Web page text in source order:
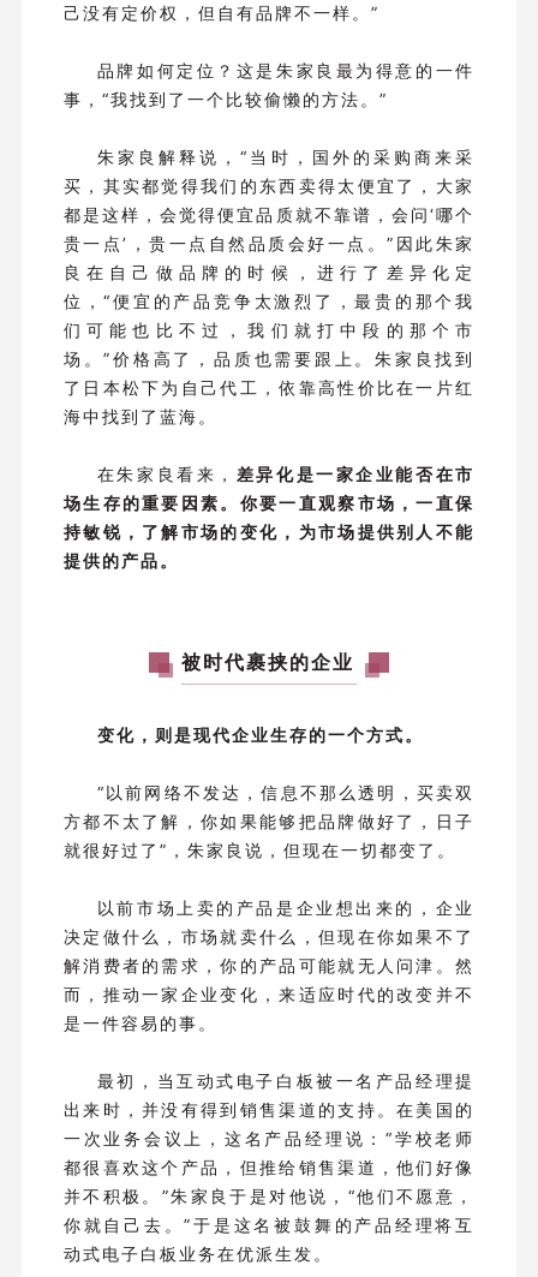
己没有定价权，但自有品牌不一样。”
品牌如何定位？这是朱家良最为得意的一件
事，“我找到了一个比较偷懒的方法。”
朱家良解释说，“当时，国外的采购商来采
买，其实都觉得我们的东西卖得太便宜了，大家
都是这样，会觉得便宜品质就不靠谱，会问‘哪个
贵一点’，贵一点自然品质会好一点。”因此朱家
良在自己做品牌的时候，进行了差异化定
位，“便宜的产品竞争太激烈了，最贵的那个我
们可能也比不过，我们就打中段的那个市
场。”价格高了，品质也需要跟上。朱家良找到
了日本松下为自己代工，依靠高性价比在一片红
海中找到了蓝海。
在朱家良看来， 差异化是一家企业能否在市
场生存的重要因素。你要一直观察市场，一直保
持敏锐，了解市场的变化，为市场提供别人不能
提供的产品。
被时代裹挟的企业
变化，则是现代企业生存的一个方式。
“以前网络不发达，信息不那么透明，买卖双
方都不太了解，你如果能够把品牌做好了，日子
就很好过了”，朱家良说，但现在一切都变了。
以前市场上卖的产品是企业想出来的，企业
决定做什么，市场就卖什么，但现在你如果不了
解消费者的需求，你的产品可能就无人问津。然
而，推动一家企业变化，来适应时代的改变并不
是一件容易的事。
最初，当互动式电子白板被一名产品经理提
出来时，并没有得到销售渠道的支持。在美国的
一次业务会议上，这名产品经理说：“学校老师
都很喜欢这个产品，但推给销售渠道，他们好像
并不积极。”朱家良于是对他说，“他们不愿意，
你就自己去。”于是这名被鼓舞的产品经理将互
动式电子白板业务在优派生发。